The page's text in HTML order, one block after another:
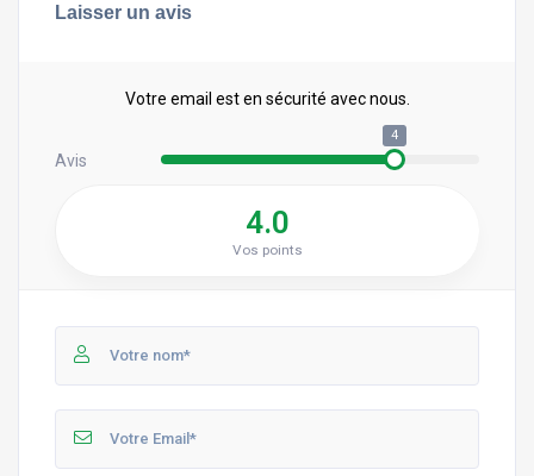
Laisser un avis
Votre email est en sécurité avec nous.
Avis
4
4.0
Vos points